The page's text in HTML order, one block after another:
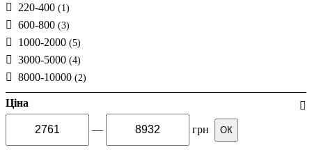
220-400 (1)
600-800 (3)
1000-2000 (5)
3000-5000 (4)
8000-10000 (2)
Ціна
— грн ОК